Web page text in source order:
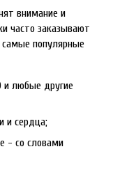
внимание и
часто заказывают
популярные
и любые другие
и сердца;
- со словами